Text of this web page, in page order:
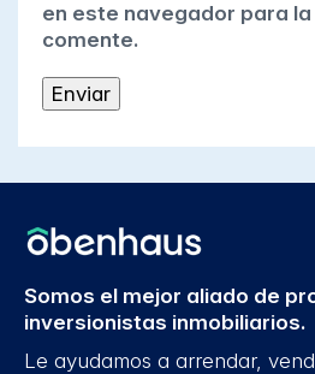
en este navegador para
comente.
Somos el mejor aliado de
inversionistas inmobiliarios.
Le ayudamos a arrendar,